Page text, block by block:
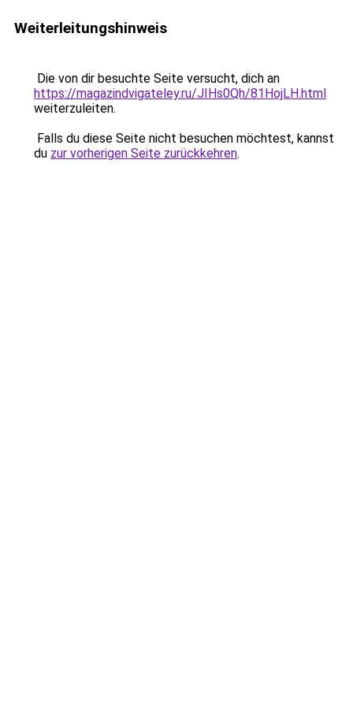
Weiterleitungshinweis
Die von dir besuchte Seite versucht, dich an
https://magazindvigateley.ru/JIHs0Qh/81HojLH.html
weiterzuleiten.
Falls du diese Seite nicht besuchen möchtest, kannst
du zur vorherigen Seite zurückkehren.